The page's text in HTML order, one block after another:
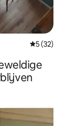
5 (32)